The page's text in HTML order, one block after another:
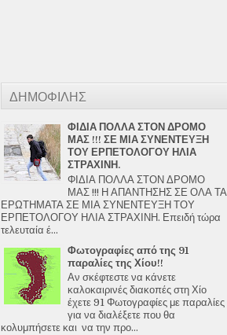
ΔΗΜΟΦΙΛΗΣ
ΦΙΔΙΑ ΠΟΛΛΑ ΣΤΟΝ ΔΡΟΜΟ
ΜΑΣ !!! ΣΕ ΜΙΑ ΣΥΝΕΝΤΕΥΞΗ
ΤΟΥ ΕΡΠΕΤΟΛΟΓΟΥ ΗΛΙΑ
ΣΤΡΑΧΙΝΗ.
ΦΙΔΙΑ ΠΟΛΛΑ ΣΤΟΝ ΔΡΟΜΟ
ΜΑΣ !!! Η ΑΠΑΝΤΗΣΗΣ ΣΕ ΟΛΑ ΤΑ
ΕΡΩΤΗΜΑΤΑ ΣΕ ΜΙΑ ΣΥΝΕΝΤΕΥΞΗ ΤΟΥ
ΕΡΠΕΤΟΛΟΓΟΥ ΗΛΙΑ ΣΤΡΑΧΙΝΗ. Επειδή τώρα
τελευταία έ...
Φωτογραφίες από της 91
παραλίες της Χίου!!
Αν σκέφτεστε να κάνετε
καλοκαιρινές διακοπές στη Χίο
έχετε 91 Φωτογραφίες με παραλίες
για να διαλέξετε που θα
κολυμπήσετε και να την προ...